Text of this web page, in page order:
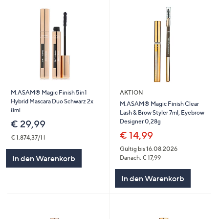
M.ASAM® Magic Finish 5in1
Hybrid Mascara Duo Schwarz 2x
8ml
€ 29,99
€ 1.874,37/1 l
In den Warenkorb
AKTION
M.ASAM® Magic Finish Clear
Lash & Brow Styler 7ml, Eyebrow
Designer 0,28g
€ 14,99
Gültig bis 16.08.2026
Danach: € 17,99
In den Warenkorb